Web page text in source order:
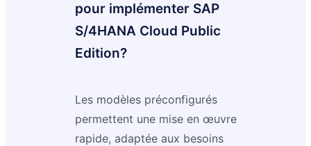
pour implémenter SAP
S/4HANA Cloud Public
Edition?
Les modèles préconfigurés
permettent une mise en œuvre
rapide, adaptée aux besoins